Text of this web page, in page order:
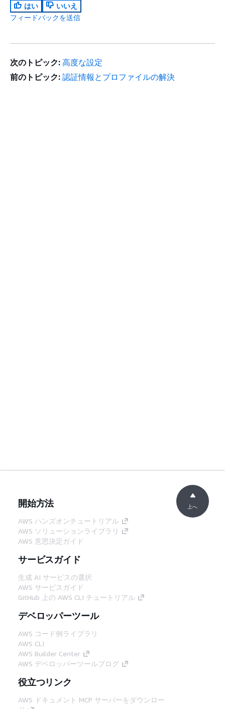
はい
いいえ
フィードバックを送信
次のトピック: 高度な設定
前のトピック: 認証情報とプロファイルの解決
開始方法
AWS ハンズオンチュートリアル
AWS ソリューションライブラリ
AWS 意思決定ガイド
サービスガイド
生成 AI サービスの選択
AWS サービスガイド
GitHub 上の AWS CLI チュートリアル
デベロッパーツール
AWS コード例ライブラリ
AWS CLI
AWS Builder Center
AWS デベロッパーツールブログ
役立つリンク
AWS ドキュメント MCP サーバーをダウンロー
上へ